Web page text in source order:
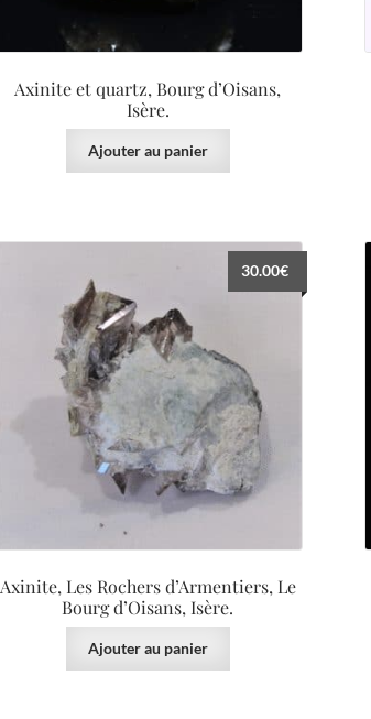
Axinite et quartz, Bourg d’Oisans,
Isère.
Ajouter au panier
Axinite, Les Rochers d’Armentiers, Le
Bourg d’Oisans, Isère.
30.00€
Ajouter au panier